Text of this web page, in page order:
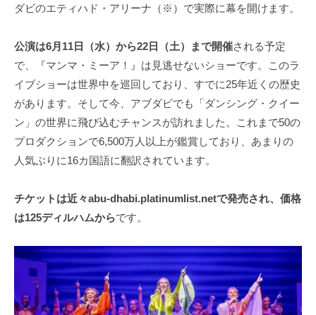
a
m
a
ダビのエティハド・アリーナ（※）で実際に幕を開けます。
公演は6月11日（水）から22日（土）まで開催される予定
で、『マンマ・ミーア！』は見逃せないショーです。このラ
イブショーは世界中を巡回しており、すでに25年近くの歴史
があります。そして今、アブダビでも「ダンシング・クイー
ン」の世界に飛び込むチャンスが訪れました。これまで50の
プロダクションで6,500万人以上が鑑賞しており、あまりの
人気ぶりに16カ国語に翻訳されています。
チケットは近々abu-dhabi.platinumlist.netで発売され、価格
は125ディルハムからです。